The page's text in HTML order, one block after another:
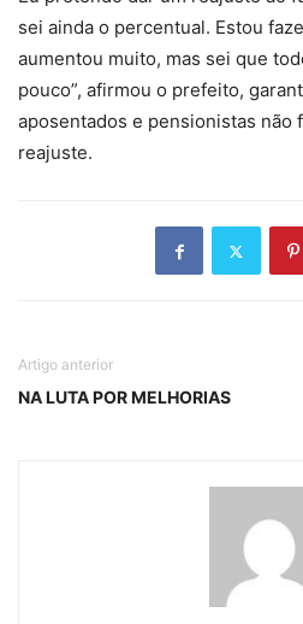
sei ainda o percentual. Estou
aumentou muito, mas sei que
pouco”, afirmou o prefeito,
aposentados e pensionistas não
reajuste.
Artigo anterior
NA LUTA POR MELHORIAS